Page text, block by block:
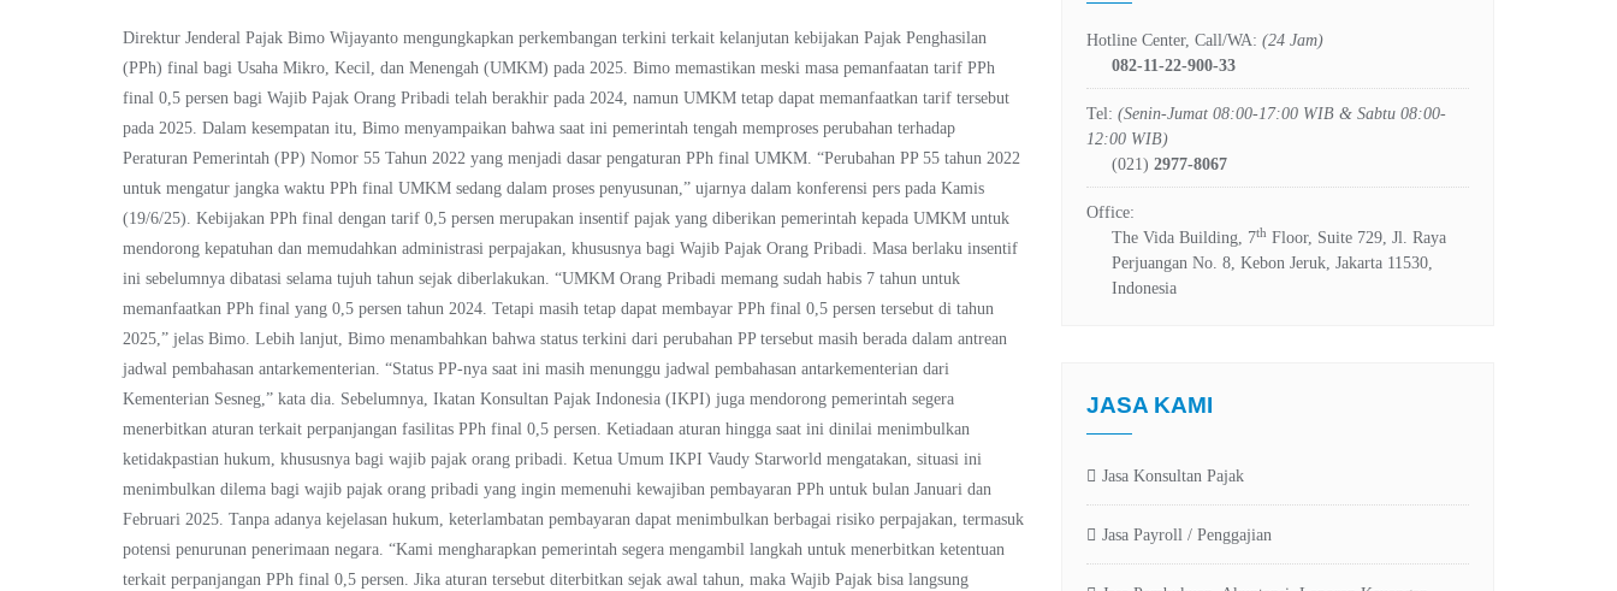
Direktur Jenderal Pajak Bimo Wijayanto mengungkapkan perkembangan terkini terkait kelanjutan kebijakan Pajak Penghasilan
(PPh) final bagi Usaha Mikro, Kecil, dan Menengah (UMKM) pada 2025. Bimo memastikan meski masa pemanfaatan tarif PPh
final 0,5 persen bagi Wajib Pajak Orang Pribadi telah berakhir pada 2024, namun UMKM tetap dapat memanfaatkan tarif tersebut
pada 2025. Dalam kesempatan itu, Bimo menyampaikan bahwa saat ini pemerintah tengah memproses perubahan terhadap
Peraturan Pemerintah (PP) Nomor 55 Tahun 2022 yang menjadi dasar pengaturan PPh final UMKM. “Perubahan PP 55 tahun 2022
untuk mengatur jangka waktu PPh final UMKM sedang dalam proses penyusunan,” ujarnya dalam konferensi pers pada Kamis
(19/6/25). Kebijakan PPh final dengan tarif 0,5 persen merupakan insentif pajak yang diberikan pemerintah kepada UMKM untuk
mendorong kepatuhan dan memudahkan administrasi perpajakan, khususnya bagi Wajib Pajak Orang Pribadi. Masa berlaku insentif
ini sebelumnya dibatasi selama tujuh tahun sejak diberlakukan. “UMKM Orang Pribadi memang sudah habis 7 tahun untuk
memanfaatkan PPh final yang 0,5 persen tahun 2024. Tetapi masih tetap dapat membayar PPh final 0,5 persen tersebut di tahun
2025,” jelas Bimo. Lebih lanjut, Bimo menambahkan bahwa status terkini dari perubahan PP tersebut masih berada dalam antrean
jadwal pembahasan antarkementerian. “Status PP-nya saat ini masih menunggu jadwal pembahasan antarkementerian dari
Kementerian Sesneg,” kata dia. Sebelumnya, Ikatan Konsultan Pajak Indonesia (IKPI) juga mendorong pemerintah segera
menerbitkan aturan terkait perpanjangan fasilitas PPh final 0,5 persen. Ketiadaan aturan hingga saat ini dinilai menimbulkan
ketidakpastian hukum, khususnya bagi wajib pajak orang pribadi. Ketua Umum IKPI Vaudy Starworld mengatakan, situasi ini
menimbulkan dilema bagi wajib pajak orang pribadi yang ingin memenuhi kewajiban pembayaran PPh untuk bulan Januari dan
Februari 2025. Tanpa adanya kejelasan hukum, keterlambatan pembayaran dapat menimbulkan berbagai risiko perpajakan, termasuk
potensi penurunan penerimaan negara. “Kami mengharapkan pemerintah segera mengambil langkah untuk menerbitkan ketentuan
terkait perpanjangan PPh final 0,5 persen. Jika aturan tersebut diterbitkan sejak awal tahun, maka Wajib Pajak bisa langsung
Hotline Center, Call/WA: (24 Jam)
082-11-22-900-33
Tel: (Senin-Jumat 08:00-17:00 WIB & Sabtu 08:00-
12:00 WIB)
(021) 2977-8067
Office:
The Vida Building, 7th Floor, Suite 729, Jl. Raya
Perjuangan No. 8, Kebon Jeruk, Jakarta 11530,
Indonesia
JASA KAMI
Jasa Konsultan Pajak
Jasa Payroll / Penggajian